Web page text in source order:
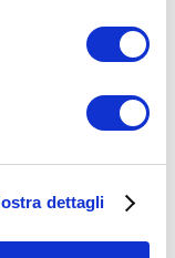
dettagli
donna dopo i 50